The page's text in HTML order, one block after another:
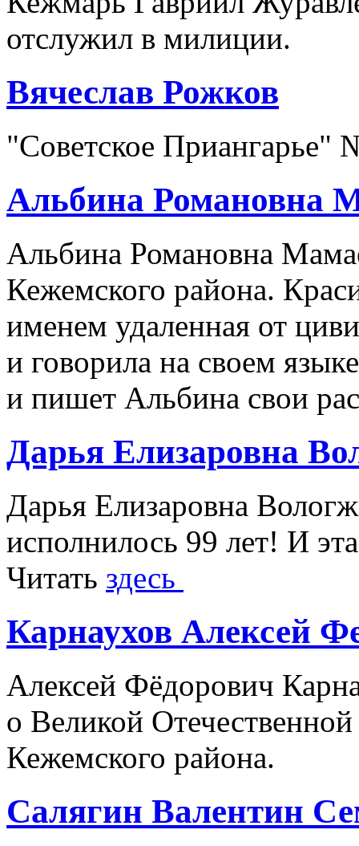
отслужил в милиции.
Вячеслав Рожков
"Советское Приангарье"
Альбина Романовна
Альбина Романовна
Кежемского района.
именем удаленная от
и говорила на своем
и пишет Альбина свои
Дарья Елизаровна
Дарья Елизаровна
исполнилось 99 лет! И
Читать здесь
Карнаухов Алексей
Алексей Фёдорович
о Великой
Кежемского района.
Салягин Валентин